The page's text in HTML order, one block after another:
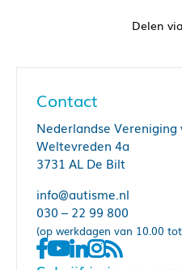
Contact
Nederlandse Vereniging
Weltevreden 4a
3731 AL De Bilt
info@autisme.nl
030 – 22 99 800
(op werkdagen van 10.00